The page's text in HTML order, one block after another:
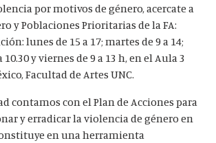
por motivos de género, acercate a
y Poblaciones Prioritarias de la FA:
lunes de 15 a 17; martes de 9 a 14;
y viernes de 9 a 13 h, en el Aula 3
Facultad de Artes UNC.
contamos con el Plan de Acciones para
y erradicar la violencia de género en
en una herramienta